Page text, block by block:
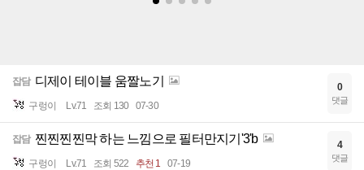
잡담 디제이 테이블 움짤노기
구렁이 Lv.71 조회 130 07-30
0
댓글
잡담 찐찐찐찐막 하는 느낌으로 필터만지기'3'b
구렁이 Lv.71 조회 522 추천 1 07-19
4
댓글